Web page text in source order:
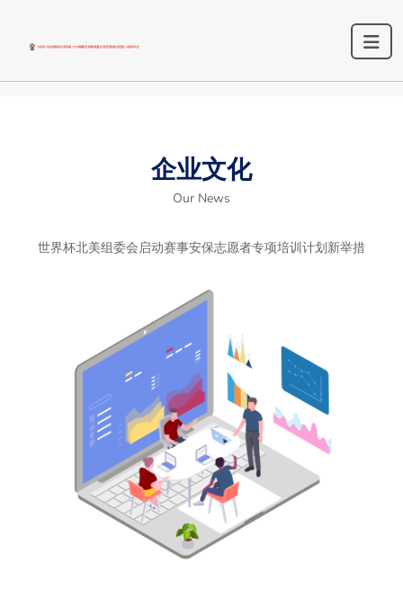
企业文化
Our News
世界杯北美组委会启动赛事安保志愿者专项培训计划新举措